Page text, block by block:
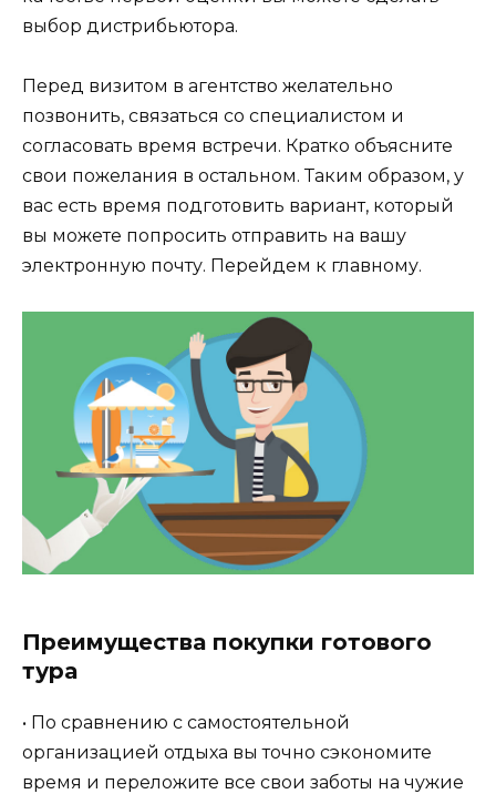
выбор дистрибьютора.
Перед визитом в агентство желательно
позвонить, связаться со специалистом и
согласовать время встречи. Кратко объясните
свои пожелания в остальном. Таким образом, у
вас есть время подготовить вариант, который
вы можете попросить отправить на вашу
электронную почту. Перейдем к главному.
Преимущества покупки готового
тура
• По сравнению с самостоятельной
организацией отдыха вы точно сэкономите
время и переложите все свои заботы на чужие